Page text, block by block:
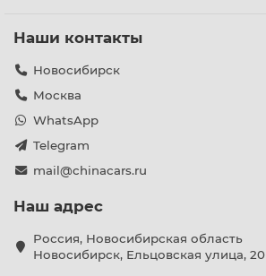
Наши контакты
Новосибирск
Москва
WhatsApp
Telegram
mail@chinacars.ru
Наш адрес
Россия, Новосибирская область
Новосибирск, Ельцовская улица, 20